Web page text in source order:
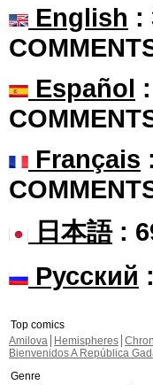
English :
Español
Français
日本語:
Русский
Top comics
Amilova
Hemispheres
Bienvenidos A República
Genre